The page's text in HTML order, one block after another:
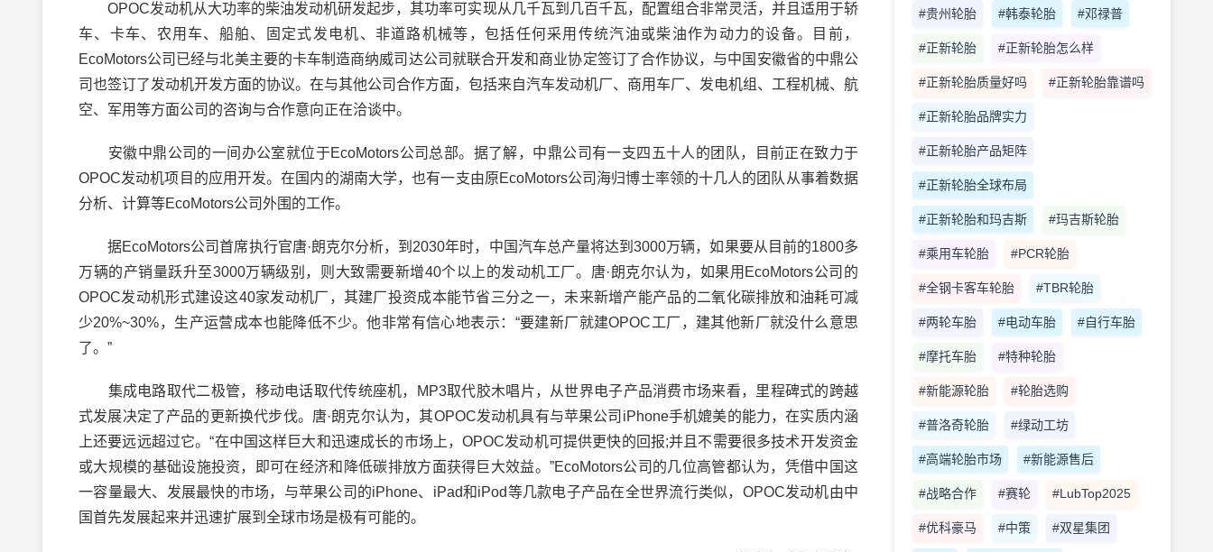
OPOC发动机从大功率的柴油发动机研发起步，其功率可实现从几千瓦到几百千瓦，配置组合非常灵活，并且适用于轿
车、卡车、农用车、船舶、固定式发电机、非道路机械等，包括任何采用传统汽油或柴油作为动力的设备。目前，
EcoMotors公司已经与北美主要的卡车制造商纳威司达公司就联合开发和商业协定签订了合作协议，与中国安徽省的中鼎公
司也签订了发动机开发方面的协议。在与其他公司合作方面，包括来自汽车发动机厂、商用车厂、发电机组、工程机械、航
空、军用等方面公司的咨询与合作意向正在洽谈中。
安徽中鼎公司的一间办公室就位于EcoMotors公司总部。据了解，中鼎公司有一支四五十人的团队，目前正在致力于
OPOC发动机项目的应用开发。在国内的湖南大学，也有一支由原EcoMotors公司海归博士率领的十几人的团队从事着数据
分析、计算等EcoMotors公司外围的工作。
据EcoMotors公司首席执行官唐·朗克尔分析，到2030年时，中国汽车总产量将达到3000万辆，如果要从目前的1800多
万辆的产销量跃升至3000万辆级别，则大致需要新增40个以上的发动机工厂。唐·朗克尔认为，如果用EcoMotors公司的
OPOC发动机形式建设这40家发动机厂，其建厂投资成本能节省三分之一，未来新增产能产品的二氧化碳排放和油耗可减
少20%~30%，生产运营成本也能降低不少。他非常有信心地表示：“要建新厂就建OPOC工厂，建其他新厂就没什么意思
了。”
集成电路取代二极管，移动电话取代传统座机，MP3取代胶木唱片，从世界电子产品消费市场来看，里程碑式的跨越
式发展决定了产品的更新换代步伐。唐·朗克尔认为，其OPOC发动机具有与苹果公司iPhone手机媲美的能力，在实质内涵
上还要远远超过它。“在中国这样巨大和迅速成长的市场上，OPOC发动机可提供更快的回报;并且不需要很多技术开发资金
或大规模的基础设施投资，即可在经济和降低碳排放方面获得巨大效益。”EcoMotors公司的几位高管都认为，凭借中国这
一容量最大、发展最快的市场，与苹果公司的iPhone、iPad和iPod等几款电子产品在全世界流行类似，OPOC发动机由中
国首先发展起来并迅速扩展到全球市场是极有可能的。
#贵州轮胎 #韩泰轮胎 #邓禄普
#正新轮胎 #正新轮胎怎么样
#正新轮胎质量好吗 #正新轮胎靠谱吗
#正新轮胎品牌实力
#正新轮胎产品矩阵
#正新轮胎全球布局
#正新轮胎和玛吉斯 #玛吉斯轮胎
#乘用车轮胎 #PCR轮胎
#全钢卡客车轮胎 #TBR轮胎
#两轮车胎 #电动车胎 #自行车胎
#摩托车胎 #特种轮胎
#新能源轮胎 #轮胎选购
#普洛奇轮胎 #绿动工坊
#高端轮胎市场 #新能源售后
#战略合作 #赛轮 #LubTop2025
#优科豪马 #中策 #双星集团